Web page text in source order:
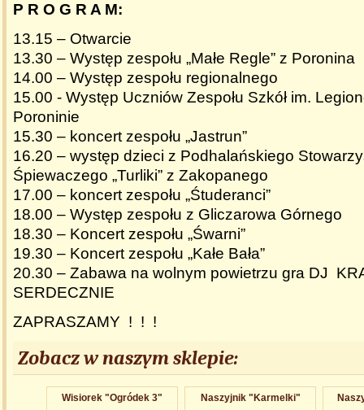
P R O G R A M:
13.15 – Otwarcie
13.30 – Występ zespołu „Małe Regle” z Poronina
14.00 – Występ zespołu regionalnego
15.00 - Występ Uczniów Zespołu Szkół im.
Poroninie
15.30 – koncert zespołu „Jastrun”
16.20 – występ dzieci z Podhalańskiego
Śpiewaczego „Turliki” z Zakopanego
17.00 – koncert zespołu „Śtuderanci”
18.00 – Występ zespołu z Gliczarowa Górnego
18.30 – Koncert zespołu „Śwarni”
19.30 – Koncert zespołu „Kałe Bała”
20.30 – Zabawa na wolnym powietrzu gra DJ
SERDECZNIE
ZAPRASZAMY ! ! !
Zobacz w naszym sklepie:
Wisiorek "Ogródek 3" Naszyjnik "Karmelki"